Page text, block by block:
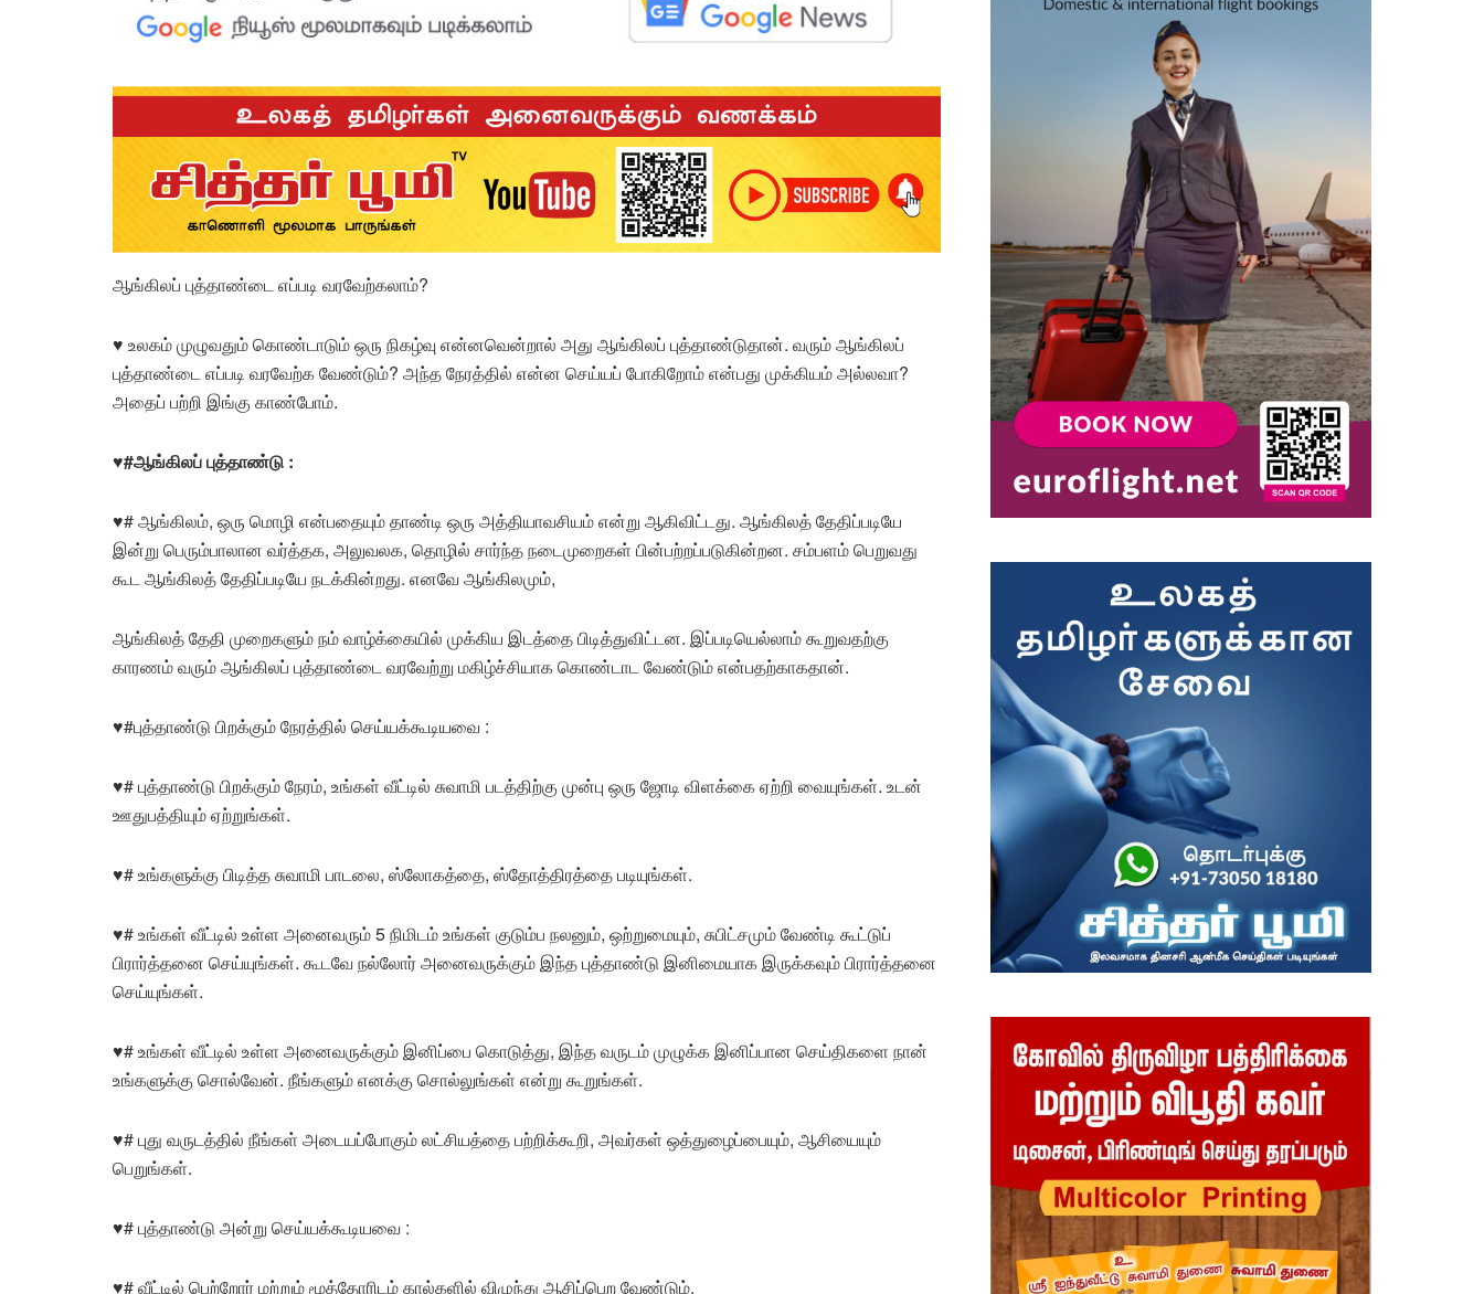
ஆங்கிலப் புத்தாண்டை எப்படி வரவேற்கலாம்?
♥ உலகம் முழுவதும் கொண்டாடும் ஒரு நிகழ்வு என்னவென்றால் அது ஆங்கிலப் புத்தாண்டுதான். வரும் ஆங்கிலப்
புத்தாண்டை எப்படி வரவேற்க வேண்டும்? அந்த நேரத்தில் என்ன செய்யப் போகிறோம் என்பது முக்கியம் அல்லவா?
அதைப் பற்றி இங்கு காண்போம்.
♥#ஆங்கிலப் புத்தாண்டு :
♥#ஆங்கிலம், ஒரு மொழி என்பதையும் தாண்டி ஒரு அத்தியாவசியம் என்று ஆகிவிட்டது. ஆங்கிலத் தேதிப்படியே
இன்று பெரும்பாலான வர்த்தக, அலுவலக, தொழில் சார்ந்த நடைமுறைகள் பின்பற்றப்படுகின்றன. சம்பளம் பெறுவது
கூட ஆங்கிலத் தேதிப்படியே நடக்கின்றது. எனவே ஆங்கிலமும்,
ஆங்கிலத் தேதி முறைகளும் நம் வாழ்க்கையில் முக்கிய இடத்தை பிடித்துவிட்டன. இப்படியெல்லாம் கூறுவதற்கு
காரணம் வரும் ஆங்கிலப் புத்தாண்டை வரவேற்று மகிழ்ச்சியாக கொண்டாட வேண்டும் என்பதற்காகதான்.
♥#புத்தாண்டு பிறக்கும் நேரத்தில் செய்யக்கூடியவை :
♥#புத்தாண்டு பிறக்கும் நேரம், உங்கள் வீட்டில் சுவாமி படத்திற்கு முன்பு ஒரு ஜோடி விளக்கை ஏற்றி வையுங்கள். உடன்
ஊதுபத்தியும் ஏற்றுங்கள்.
♥#உங்களுக்கு பிடித்த சுவாமி பாடலை, ஸ்லோகத்தை, ஸ்தோத்திரத்தை படியுங்கள்.
♥# உங்கள் வீட்டில் உள்ள அனைவரும் 5 நிமிடம் உங்கள் குடும்ப நலனும், ஒற்றுமையும், சுபிட்சமும் வேண்டி கூட்டுப்
பிரார்த்தனை செய்யுங்கள். கூடவே நல்லோர் அனைவருக்கும் இந்த புத்தாண்டு இனிமையாகஇருக்கவும் பிரார்த்தனை
செய்யுங்கள்.
♥#உங்கள் வீட்டில் உள்ள அனைவருக்கும் இனிப்பை கொடுத்து, இந்த வருடம் முழுக்க இனிப்பான செய்திகளை நான்
உங்களுக்கு சொல்வேன். நீங்களும் எனக்கு சொல்லுங்கள் என்று கூறுங்கள்.
♥#புது வருடத்தில் நீங்கள் அடையப்போகும் லட்சியத்தை பற்றிக்கூறி, அவர்கள் ஒத்துழைப்பையும், ஆசியையும்
பெறுங்கள்.
♥#புத்தாண்டு அன்று செய்யக்கூடியவை :
♥#வீட்டில் பெற்றோர் மற்றும் மூத்தோரிடம் கால்களில் விழுந்து ஆசிப்பெற வேண்டும்.